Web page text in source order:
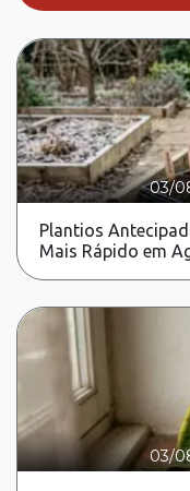
03/
Plantios
Mais Rápido em
03/